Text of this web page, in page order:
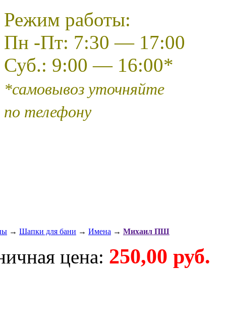
Режим работы:
Пн -Пт: 7:30 — 17:00
Суб.: 9:00 — 16:00*
*самовывоз уточняйте
по телефону
→ Шапки для бани → Имена → Михаил ПШ
цена: 250,00 руб.